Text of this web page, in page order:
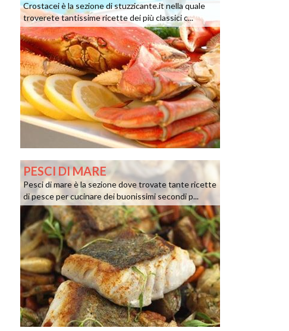
Crostacei è la sezione di stuzzicante.it nella quale
troverete tantissime ricette dei più classici c...
PESCI DI MARE
Pesci di mare è la sezione dove trovate tante ricette
di pesce per cucinare dei buonissimi secondi p...